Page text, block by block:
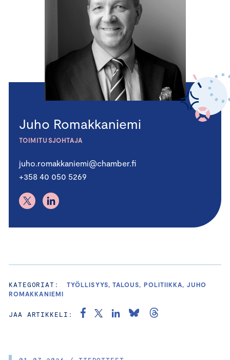
Juho Romakkaniemi
TOIMITUSJOHTAJA
juho.romakkaniemi@chamber.fi
+358 40 050 5269
KATEGORIAT:
TYÖLLISYYS, TALOUS, POLITIIKKA, JUHO
ROMAKKANIEMI
JAA ARTIKKELI: